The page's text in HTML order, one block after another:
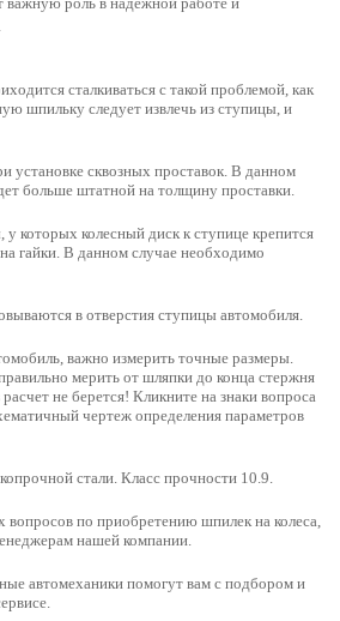
сталкиваться с такой проблемой, как
шпильку следует извлечь из ступицы, и
установке сквозных проставок. В данном
больше штатной на толщину проставки.
у которых колесный диск к ступице крепится
гайки. В данном случае необходимо
в отверстия ступицы автомобиля.
важно измерить точные размеры.
мерить от шляпки до конца стержня
не берется! Кликните на знаки вопроса
чертеж определения параметров
стали. Класс прочности 10.9.
по приобретению шпилек на колеса,
нашей компании.
автомеханики помогут вам с подбором и